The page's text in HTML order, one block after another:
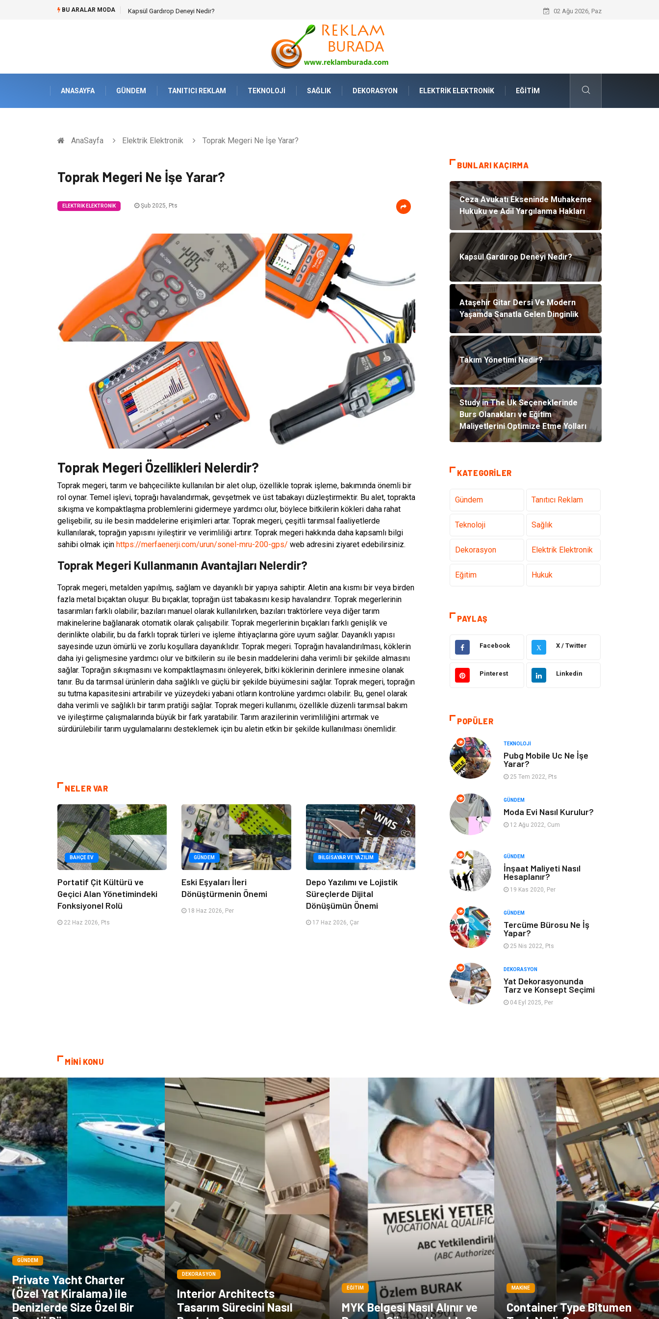
BU ARALAR MODA Kapsül Gardırop Deneyi Nedir? Ataşehir Gitar Dersi Ve Modern
02 Ağu 2026, Paz
ANASAYFA GÜNDEM TANITICI REKLAM TEKNOLOJI SAĞLIK DEKORASYON ELEKTRIK ELEKTRONIK EĞITIM
AnaSayfa Elektrik Elektronik Toprak Megeri Ne İşe Yarar?
Toprak Megeri Ne İşe Yarar?
ELEKTRIK ELEKTRONIK Şub 2025, Pts
Toprak Megeri Özellikleri Nelerdir?
Toprak megeri, tarım ve bahçecilikte kullanılan bir alet olup, özellikle toprak işleme, bakımında önemli bir
rol oynar. Temel işlevi, toprağı havalandırmak, gevşetmek ve üst tabakayı düzleştirmektir. Bu alet, toprakta
sıkışma ve kompaktlaşma problemlerini gidermeye yardımcı olur, böylece bitkilerin kökleri daha rahat
gelişebilir, su ile besin maddelerine erişimleri artar. Toprak megeri, çeşitli tarımsal faaliyetlerde
kullanılarak, toprağın yapısını iyileştirir ve verimliliği artırır. Toprak megeri hakkında daha kapsamlı bilgi
sahibi olmak için https://merfaenerji.com/urun/sonel-mru-200-gps/ web adresini ziyaret edebilirsiniz.
Toprak Megeri Kullanmanın Avantajları Nelerdir?
Toprak megeri, metalden yapılmış, sağlam ve dayanıklı bir yapıya sahiptir. Aletin ana kısmı bir veya birden
fazla metal bıçaktan oluşur. Bu bıçaklar, toprağın üst tabakasını kesip havalandırır. Toprak megerlerinin
tasarımları farklı olabilir; bazıları manuel olarak kullanılırken, bazıları traktörlere veya diğer tarım
makinelerine bağlanarak otomatik olarak çalışabilir. Toprak megerlerinin bıçakları farklı genişlik ve
derinlikte olabilir, bu da farklı toprak türleri ve işleme ihtiyaçlarına göre uyum sağlar. Dayanıklı yapısı
sayesinde uzun ömürlü ve zorlu koşullara dayanıklıdır. Toprak megeri. Toprağın havalandırılması, köklerin
daha iyi gelişmesine yardımcı olur ve bitkilerin su ile besin maddelerini daha verimli bir şekilde almasını
sağlar. Toprağın sıkışmasını ve kompaktlaşmasını önleyerek, bitki köklerinin derinlere inmesine olanak
tanır. Bu da tarımsal ürünlerin daha sağlıklı ve güçlü bir şekilde büyümesini sağlar. Toprak megeri, toprağın
su tutma kapasitesini artırabilir ve yüzeydeki yabani otların kontrolüne yardımcı olabilir. Bu, genel olarak
daha verimli ve sağlıklı bir tarım pratiği sağlar. Toprak megeri kullanımı, özellikle düzenli tarımsal bakım
ve iyileştirme çalışmalarında büyük bir fark yaratabilir. Tarım arazilerinin verimliliğini artırmak ve
sürdürülebilir tarım uygulamalarını desteklemek için bu aletin etkin bir şekilde kullanılması önemlidir.
NELER VAR
BAHÇE EV
Portatif Çit Kültürü ve
Geçici Alan Yönetimindeki
Fonksiyonel Rolü
22 Haz 2026, Pts
GÜNDEM
Eski Eşyaları İleri
Dönüştürmenin Önemi
18 Haz 2026, Per
BILGISAYAR VE YAZILIM
Depo Yazılımı ve Lojistik
Süreçlerde Dijital
Dönüşümün Önemi
17 Haz 2026, Çar
BUNLARI KAÇIRMA
Ceza Avukatı Ekseninde Muhakeme
Hukuku ve Adil Yargılanma Hakları
Kapsül Gardırop Deneyi Nedir?
Ataşehir Gitar Dersi Ve Modern
Yaşamda Sanatla Gelen Dinginlik
Takım Yönetimi Nedir?
Study in The Uk Seçeneklerinde
Burs Olanakları ve Eğitim
Maliyetlerini Optimize Etme Yolları
KATEGORILER
Gündem Tanıtıcı Reklam
Teknoloji Sağlık
Dekorasyon Elektrik Elektronik
Eğitim Hukuk
Taşımacılık
Alışveriş
Maden ve Metal
Güzellik & Bakım Tatil
Otomotiv
Aksesuar Eğitim Kurumları
Hizmet
Mobilya Pazarlama
Nakliyat Plastik
Hediyelik Eşya Eğlence
Alüminyum Bilişim
Kültür Sanat
Endüstriyel
Ambalaj İthalat İhracat
Dernekler ve
Birlikler
PAYLAŞ
Facebook X X / Twitter
Pinterest Linkedin
POPÜLER
TEKNOLOJI
Pubg Mobile Uc Ne İşe
Yarar?
25 Tem 2022, Pts
GÜNDEM
Moda Evi Nasıl Kurulur?
12 Ağu 2022, Cum
GÜNDEM
İnşaat Maliyeti Nasıl
Hesaplanır?
19 Kas 2020, Per
GÜNDEM
Tercüme Bürosu Ne İş
Yapar?
25 Nis 2022, Pts
DEKORASYON
Yat Dekorasyonunda
Tarz ve Konsept Seçimi
04 Eyl 2025, Per
MİNİ KONU
GÜNDEM
Private Yacht Charter
(Özel Yat Kiralama) ile
Denizlerde Size Özel Bir
DEKORASYON
Interior Architects
Tasarım Sürecini Nasıl
EĞITIM
MYK Belgesi Nasıl Alınır ve
MAKINE
Container Type Bitumen